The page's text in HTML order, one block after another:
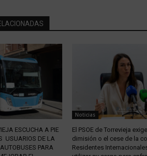
ESCUCHA A PIE
USUARIOS DE LA
PARA
Noticias
El PSOE de Torrevieja
dimisión o el cese de la
Residentes